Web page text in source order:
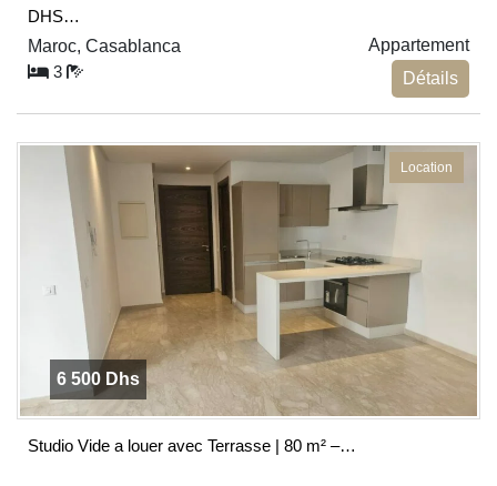
DHS…
Maroc, Casablanca
Appartement
3
Détails
Location
6 500 Dhs
Studio Vide a louer avec Terrasse | 80 m² –…